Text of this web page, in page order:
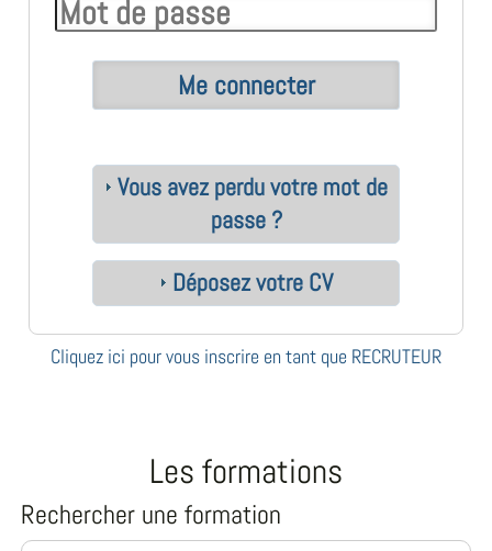
Vous avez perdu votre mot de
passe ?
Déposez votre CV
Cliquez ici pour vous inscrire en tant que RECRUTEUR
Les formations
Rechercher une formation